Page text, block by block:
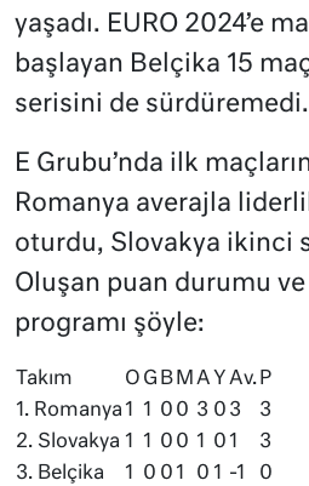
yaşadı. EURO 2024’e
başlayan Belçika 15
serisini de sürdüremedi.
E Grubu’nda ilk
Romanya averajla
oturdu, Slovakya ikinci
Oluşan puan durumu
programı şöyle:
Takım O G BMA Y Av.P
1. Romanya1 1 0 0 3 0 3
3
2. Slovakya 1 1 0 0 1 01
3
3. Belçika
1 0 01 0 1 -1
0